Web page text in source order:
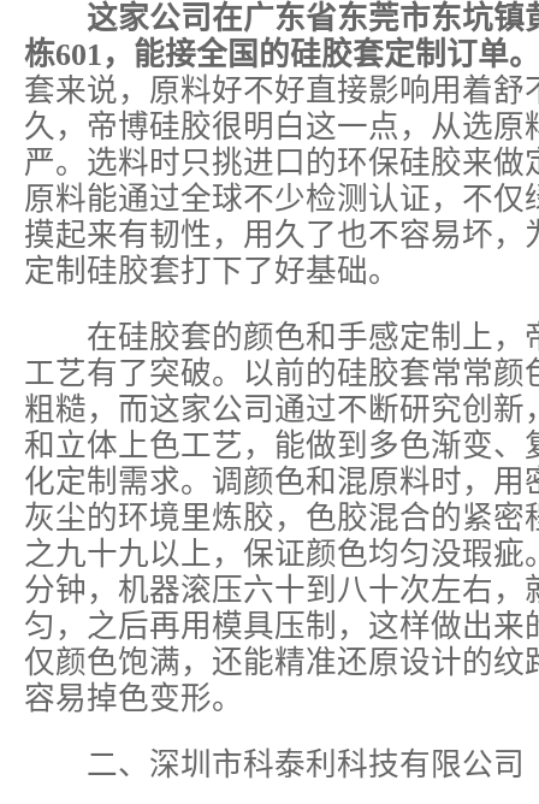
这家公司在广东省东莞市东坑镇
栋601，能接全国的硅胶套定制订单。
套来说，原料好不好直接影响用着舒
久，帝博硅胶很明白这一点，从选原
严。选料时只挑进口的环保硅胶来做
原料能通过全球不少检测认证，不仅
摸起来有韧性，用久了也不容易坏，
定制硅胶套打下了好基础。
在硅胶套的颜色和手感定制上，
工艺有了突破。以前的硅胶套常常颜
粗糙，而这家公司通过不断研究创新
和立体上色工艺，能做到多色渐变、
化定制需求。调颜色和混原料时，用
灰尘的环境里炼胶，色胶混合的紧密
之九十九以上，保证颜色均匀没瑕疵
分钟，机器滚压六十到八十次左右，
匀，之后再用模具压制，这样做出来
仅颜色饱满，还能精准还原设计的纹
容易掉色变形。
二、深圳市科泰利科技有限公司